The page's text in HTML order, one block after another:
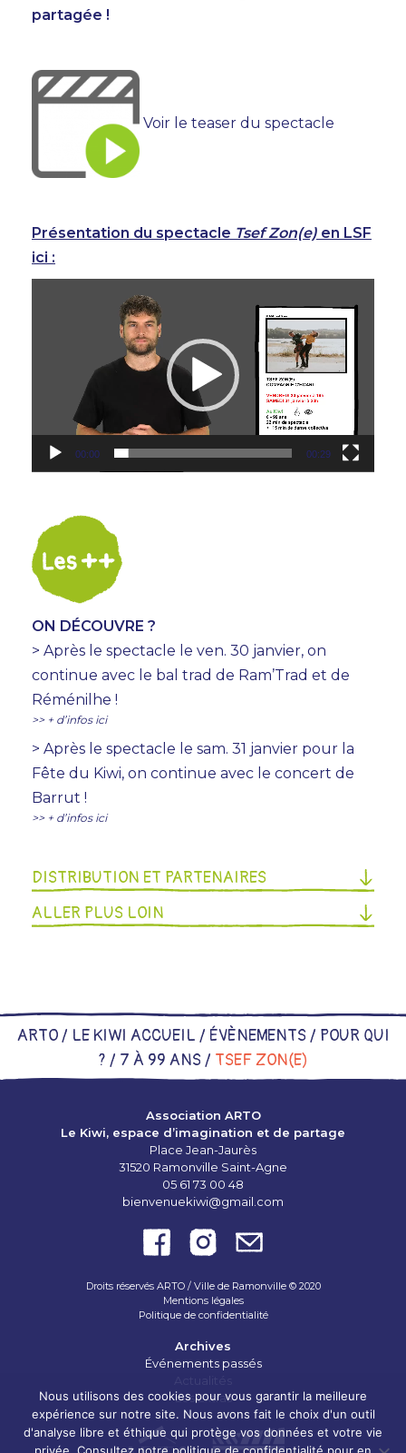
LE PROJET D’ARTO
PARTENAIRES ET RÉSEAUX
partagée !
Voir le teaser du spectacle
Présentation du spectacle Tsef Zon(e) en LSF
ici :
00:00 00:29
ON DÉCOUVRE ?
> Après le spectacle le ven. 30 janvier, on
continue avec le bal trad de Ram’Trad et de
Réménilhe !
>> + d’infos ici
> Après le spectacle le sam. 31 janvier pour la
Fête du Kiwi, on continue avec le concert de
Barrut !
>> + d’infos ici
DISTRIBUTION ET PARTENAIRES
ALLER PLUS LOIN
ARTO / LE KIWI ACCUEIL / ÉVÈNEMENTS / POUR QUI
? / 7 À 99 ANS / TSEF ZON(E)
Association ARTO
Le Kiwi, espace d’imagination et de partage
Place Jean-Jaurès
31520 Ramonville Saint-Agne
05 61 73 00 48
bienvenuekiwi@gmail.com
Droits réservés ARTO / Ville de Ramonville © 2020
Mentions légales
Politique de confidentialité
Archives
Événements passés
Les Extras
Nous utilisons des cookies pour vous garantir la meilleure
expérience sur notre site. Nous avons fait le choix d'un outil
d'analyse libre et éthique qui protège vos données et votre vie